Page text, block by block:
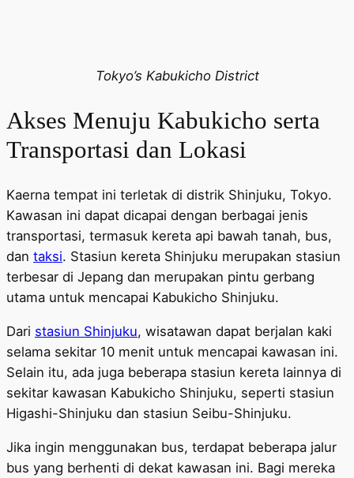
Tokyo’s Kabukicho District
Akses Menuju Kabukicho serta
Transportasi dan Lokasi
Kaerna tempat ini terletak di distrik Shinjuku, Tokyo.
Kawasan ini dapat dicapai dengan berbagai jenis
transportasi, termasuk kereta api bawah tanah, bus,
dan taksi. Stasiun kereta Shinjuku merupakan stasiun
terbesar di Jepang dan merupakan pintu gerbang
utama untuk mencapai Kabukicho Shinjuku.
Dari stasiun Shinjuku, wisatawan dapat berjalan kaki
selama sekitar 10 menit untuk mencapai kawasan ini.
Selain itu, ada juga beberapa stasiun kereta lainnya di
sekitar kawasan Kabukicho Shinjuku, seperti stasiun
Higashi-Shinjuku dan stasiun Seibu-Shinjuku.
Jika ingin menggunakan bus, terdapat beberapa jalur
bus yang berhenti di dekat kawasan ini. Bagi mereka